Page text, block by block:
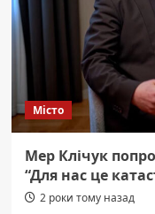
чернівецьку
землю,
десятиліттями
ті
не
в
бюджет
міста
Місто
Мер Клічук
“Для нас це
2 роки тому назад